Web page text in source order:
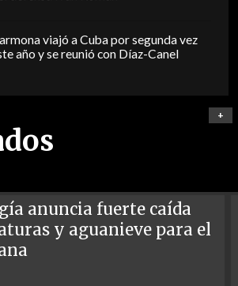
viajó a Cuba por segunda vez
año y se reunió con Díaz-Canel
+
anuncia fuerte caída
y aguanieve para el